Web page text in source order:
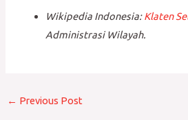
Wikipedia Indonesia:Klaten
Administrasi Wilayah.
← Previous Post